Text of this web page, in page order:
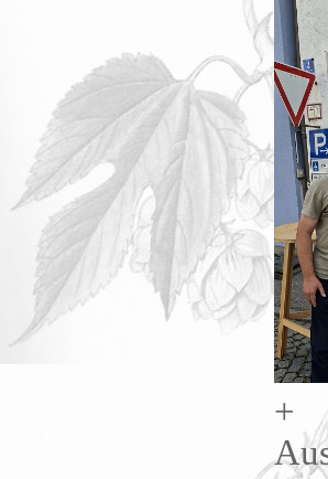
+